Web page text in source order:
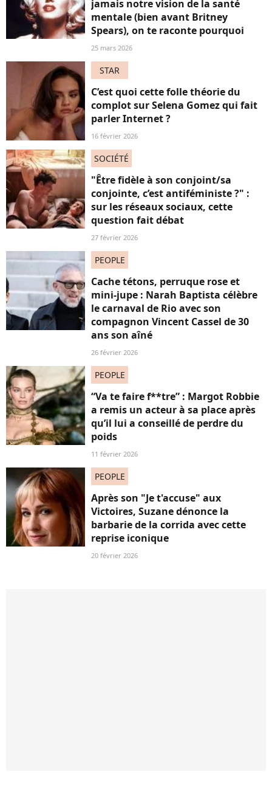
jamais notre vision de la santé
mentale (bien avant Britney
Spears), on te raconte pourquoi
25 mars 2026
STAR
C’est quoi cette folle théorie du
complot sur Selena Gomez qui fait
parler Internet ?
16 février 2026
SOCIÉTÉ
"Être fidèle à son conjoint/sa
conjointe, c’est antiféministe ?" :
sur les réseaux sociaux, cette
question fait débat
27 février 2026
PEOPLE
Cache tétons, perruque rose et
mini-jupe : Narah Baptista célèbre
le carnaval de Rio avec son
compagnon Vincent Cassel de 30
ans son aîné
26 février 2026
PEOPLE
“Va te faire f**tre” : Margot Robbie
a remis un acteur à sa place après
qu’il lui a conseillé de perdre du
poids
11 février 2026
PEOPLE
Après son "Je t'accuse" aux
Victoires, Suzane dénonce la
barbarie de la corrida avec cette
reprise iconique
20 février 2026